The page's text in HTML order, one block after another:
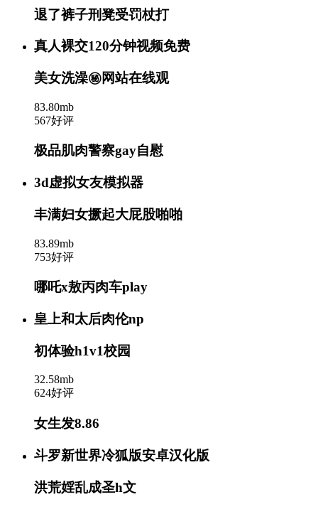
退了裤子刑凳受罚杖打
真人裸交120分钟视频免费
美女洗澡㊙️网站在线观
83.80mb
567好评
极品肌肉警察gay自慰
3d虚拟女友模拟器
丰满妇女撅起大屁股啪啪
83.89mb
753好评
哪吒x敖丙肉车play
皇上和太后肉伦np
初体验h1v1校园
32.58mb
624好评
女生发8.86
斗罗新世界冷狐版安卓汉化版
洪荒婬乱成圣h文